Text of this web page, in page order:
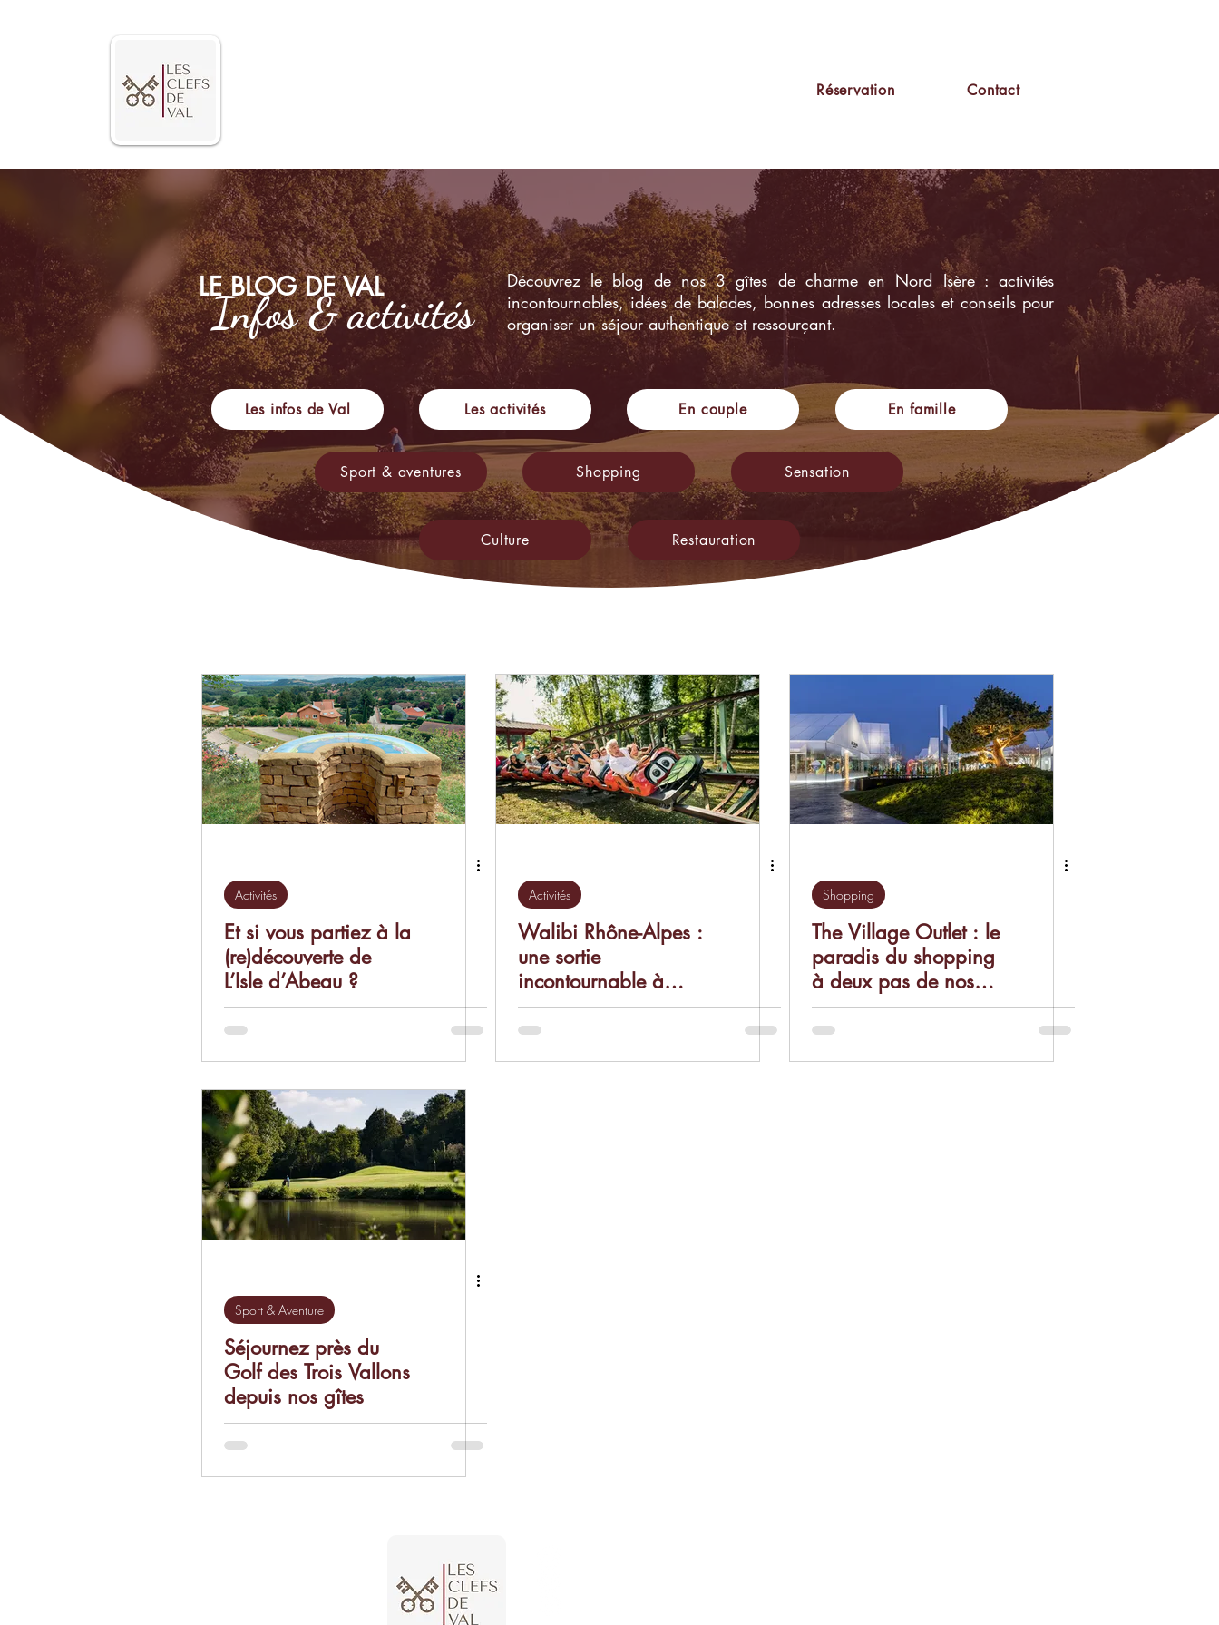
Réservation Contact
LE BLOG DE VAL
Infos & activités
Découvrez le blog de nos 3 gîtes de charme en Nord Isère : activités
incontournables, idées de balades, bonnes adresses locales et conseils pour
organiser un séjour authentique et ressourçant.
Les infos de Val Les activités En couple En famille
Sport & aventures Shopping Sensation
Culture Restauration
Activités
Et si vous partiez à la
(re)découverte de
L’Isle d’Abeau ?
Activités
Walibi Rhône-Alpes :
une sortie
incontournable à
seulement 35–40
minutes de nos gîtes !
Shopping
The Village Outlet : le
paradis du shopping
à deux pas de nos
gîtes !
Sport & Aventure
Séjournez près du
Golf des Trois Vallons
depuis nos gîtes